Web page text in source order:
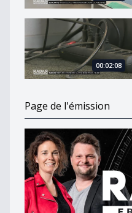
Groupe E présente sa
00:02:08
Page de l'émission